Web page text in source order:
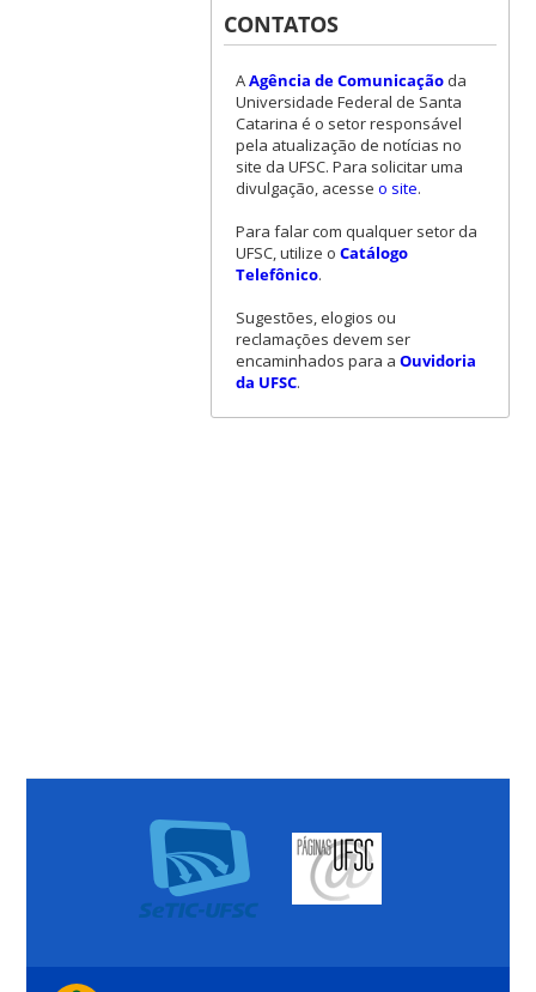
CONTATOS
AAgência de Comunicaçãoda
Universidade Federal de Santa
Catarina é o setor responsável
pela atualização de notícias no
site da UFSC. Para solicitar uma
divulgação, acesse o site.
Para falar com qualquer setor da
UFSC, utilize o Catálogo
Telefônico.
Sugestões, elogios ou
reclamações devem ser
encaminhados para a Ouvidoria
da UFSC.